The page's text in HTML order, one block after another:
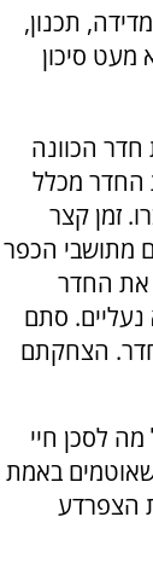
תכנון,
מעט סיכון
הכוונה
החדר מכלל
זמן קצר
מתושבי הכפר
את החדר
סתם
הצחקתם
לסכן חיי
באמת
הצפרדע